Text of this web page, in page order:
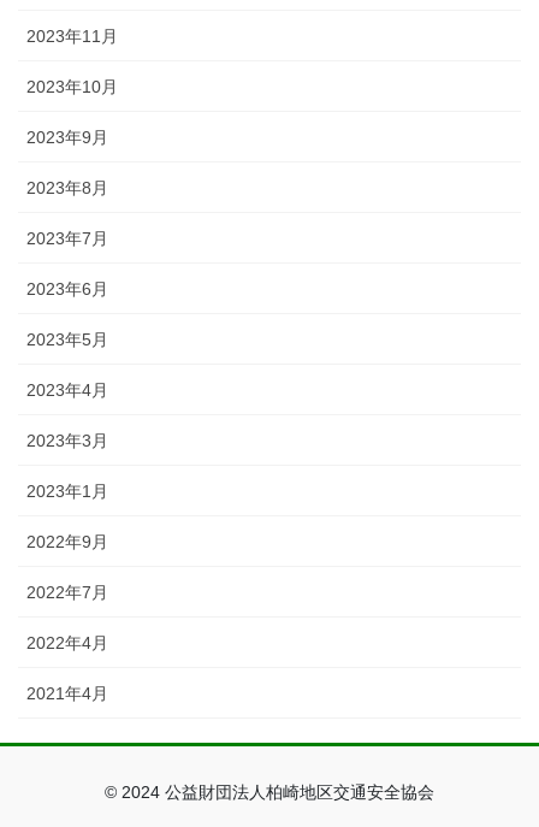
2023年11月
2023年10月
2023年9月
2023年8月
2023年7月
2023年6月
2023年5月
2023年4月
2023年3月
2023年1月
2022年9月
2022年7月
2022年4月
2021年4月
© 2024 公益財団法人柏崎地区交通安全協会